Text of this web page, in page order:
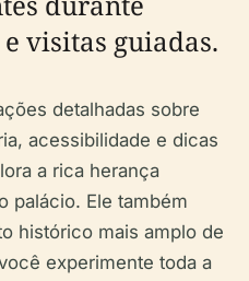
visitas guiadas.
detalhadas sobre
acessibilidade e dicas
a rica herança
palácio. Ele também
histórico mais amplo de
experimente toda a